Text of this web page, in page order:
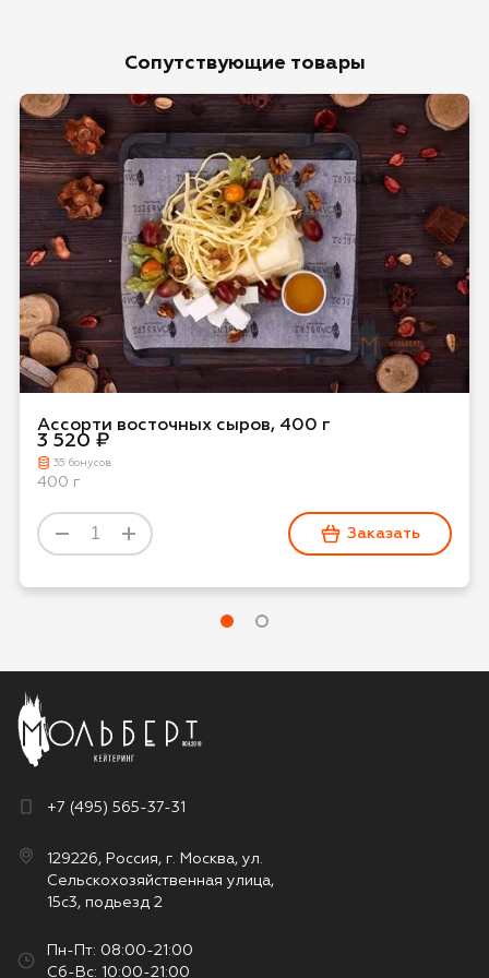
Сопутствующие товары
Ассорти восточных сыров, 400 г
3 520 ₽
35 бонусов
400 г
Заказать
+7 (495) 565-37-31
129226, Россия, г. Москва, ул.
Сельскохозяйственная улица,
15с3, подьезд 2
Пн-Пт: 08:00-21:00
Сб-Вс: 10:00-21:00